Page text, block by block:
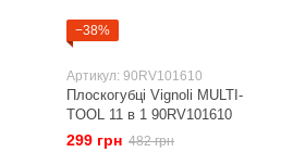
−38%
Артикул: 90RV101610
Плоскогубці Vignoli MULTI-
TOOL 11 в 1 90RV101610
299 грн 482 грн